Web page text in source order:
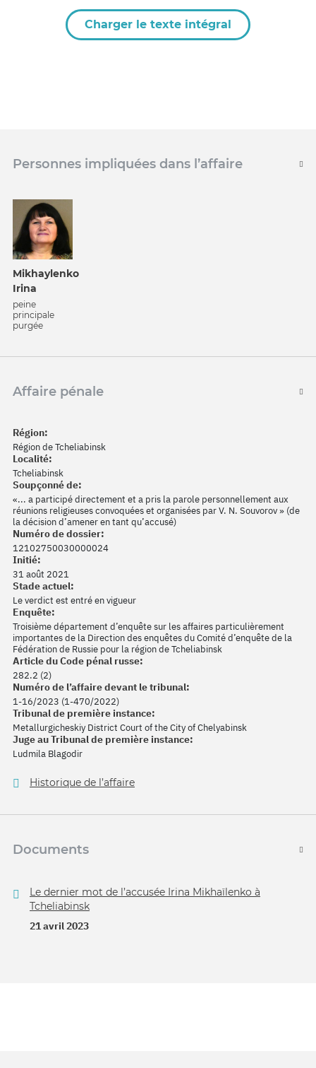
Charger le texte intégral
Personnes impliquées dans l’affaire
Mikhaylenko
Irina
peine
principale
purgée
Affaire pénale
Région:
Région de Tcheliabinsk
Localité:
Tcheliabinsk
Soupçonné de:
«... a participé directement et a pris la parole personnellement aux
réunions religieuses convoquées et organisées par V. N. Souvorov » (de
la décision d’amener en tant qu’accusé)
Numéro de dossier:
12102750030000024
Initié:
31 août 2021
Stade actuel:
Le verdict est entré en vigueur
Enquête:
Troisième département d’enquête sur les affaires particulièrement
importantes de la Direction des enquêtes du Comité d’enquête de la
Fédération de Russie pour la région de Tcheliabinsk
Article du Code pénal russe:
282.2 (2)
Numéro de l’affaire devant le tribunal:
1-16/2023 (1-470/2022)
Tribunal de première instance:
Metallurgicheskiy District Court of the City of Chelyabinsk
Juge au Tribunal de première instance:
Ludmila Blagodir
Historique de l’affaire
Documents
Le dernier mot de l’accusée Irina Mikhaïlenko à
Tcheliabinsk
21 avril 2023